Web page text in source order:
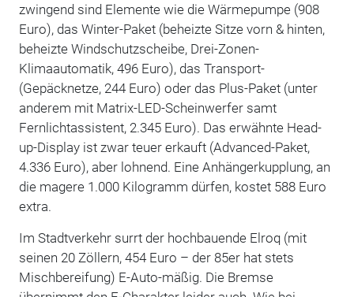
zwingend sind Elemente wie die Wärmepumpe (908
Euro), das Winter-Paket (beheizte Sitze vorn & hinten,
beheizte Windschutzscheibe, Drei-Zonen-
Klimaautomatik, 496 Euro), das Transport-
(Gepäcknetze, 244 Euro) oder das Plus-Paket (unter
anderem mit Matrix-LED-Scheinwerfer samt
Fernlichtassistent, 2.345 Euro). Das erwähnte Head-
up-Display ist zwar teuer erkauft (Advanced-Paket,
4.336 Euro), aber lohnend. Eine Anhängerkupplung, an
die magere 1.000 Kilogramm dürfen, kostet 588 Euro
extra.
Im Stadtverkehr surrt der hochbauende Elroq (mit
seinen 20 Zöllern, 454 Euro – der 85er hat stets
Mischbereifung) E-Auto-mäßig. Die Bremse